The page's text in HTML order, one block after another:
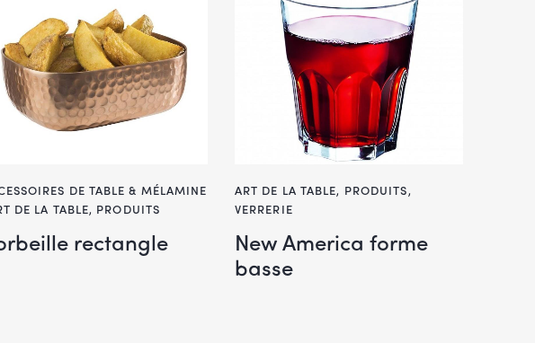
DE TABLE & MÉLAMINE
DE LA TABLE, PRODUITS
rectangle
ART DE LA TABLE, PRODUITS,
VERRERIE
New America forme
basse